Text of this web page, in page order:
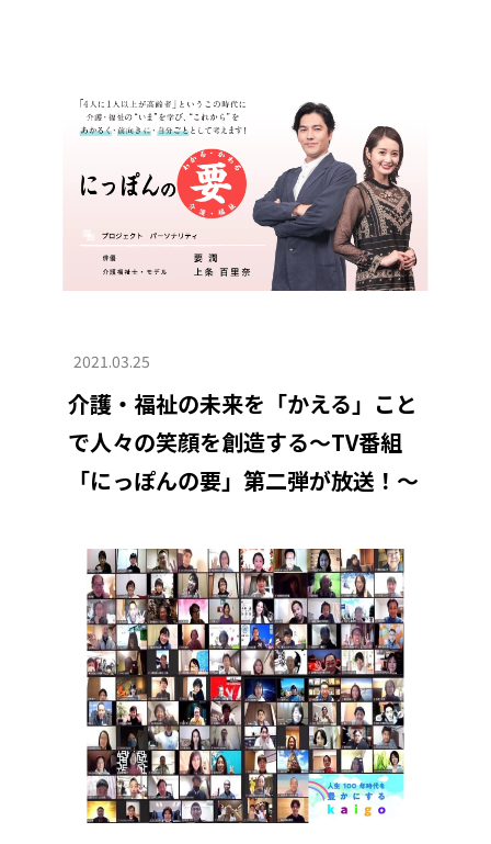
2021.03.25
介護・福祉の未来を「かえる」こと
で人々の笑顔を創造する～TV番組
「にっぽんの要」第二弾が放送！～